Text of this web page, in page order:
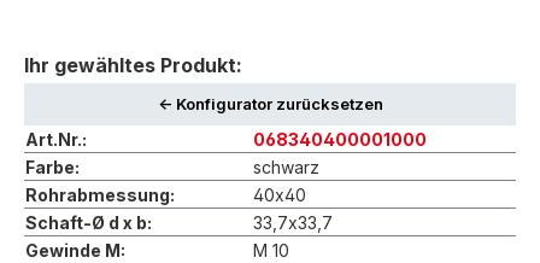
Ihr gewähltes Produkt:
<- Konfigurator zurücksetzen
Art.Nr.:
068340400001000
Farbe:
schwarz
Rohrabmessung:
40x40
Schaft-Ø d x b:
33,7x33,7
Gewinde M:
M 10